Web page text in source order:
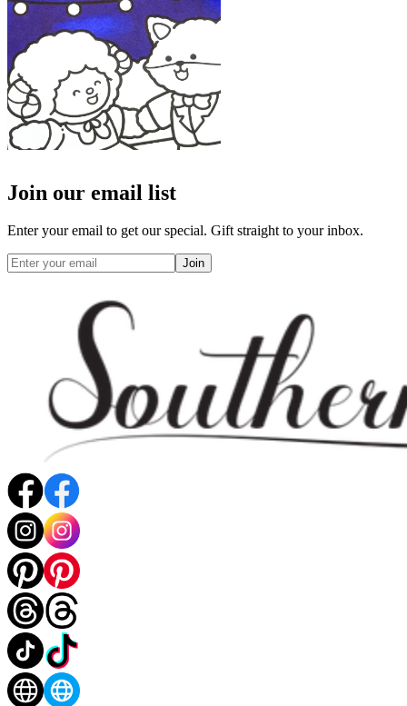
Join our email list
Enter your email to get our special. Gift straight to your inbox.
Join